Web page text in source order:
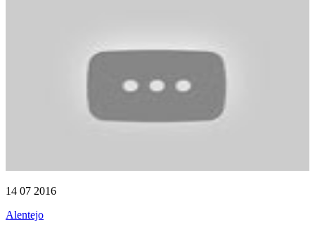
14 07 2016
Alentejo